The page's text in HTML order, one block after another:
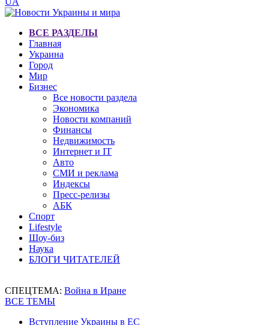
ВСЕ РАЗДЕЛЫ
Главная
Украина
Город
Мир
Бизнес
Все новости раздела
Экономика
Новости компаний
Финансы
Недвижимость
Интернет и IT
Авто
СМИ и реклама
Индексы
Пресс-релизы
АБК
Спорт
Lifestyle
Шоу-биз
Наука
БЛОГИ ЧИТАТЕЛЕЙ
СПЕЦТЕМА: Война в Иране
ВСЕ ТЕМЫ
Вступление Украины в ЕС